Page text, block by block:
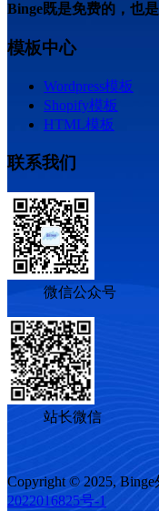
Binge既是免费的，也是
模板中心
Wordpress模板
Shopify模板
HTML模板
联系我们
微信公众号
站长微信
Copyright © 2025,
2022016825号-1